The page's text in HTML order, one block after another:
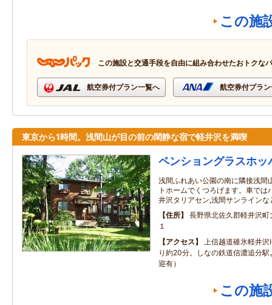
この施
この施設と交通手段を自由に組み合わせたおトクな
航空券付プラン一覧へ 航空券付プラ
東京から1時間。浅間山が目の前の閑静な宿で軽井沢を満喫
ペンショングラスホッ
浅間ふれあい公園の南に隣接浅間
トホームでくつろげます。車で
井沢タリアセン,浅間サンライン
住所
長野県北佐久郡軽井沢
１
アクセス
上信越道碓氷軽井
り約20分。しなの鉄道信濃追分
迎有）
この施